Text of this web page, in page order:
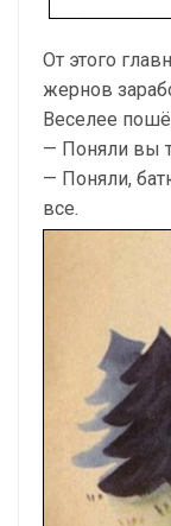
От этого
жернов
Веселее
— Поняли вы
— Поняли,
все.